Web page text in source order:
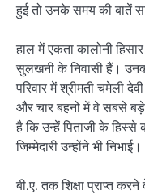
हुई तो उनके समय की बातें
हाल में एकता कालोनी
सुलखनी के निवासी हैं।
परिवार में श्रीमती चमेली
और चार बहनों में वे सबसे
है कि उन्हें पिताजी के हिस्से
जिम्मेदारी उन्होंने भी निभाई।
बी.ए. तक शिक्षा प्राप्त